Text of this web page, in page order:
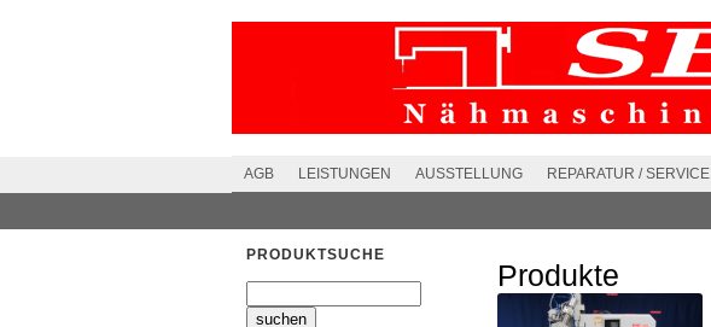
AGB LEISTUNGEN AUSSTELLUNG REPARATUR / SERVICE
PRODUKTSUCHE
Produkte